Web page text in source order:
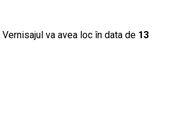
Vernisajul va avea loc în data de 13